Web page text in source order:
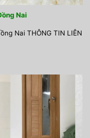
Nai
Nai THÔNG TIN LIÊN